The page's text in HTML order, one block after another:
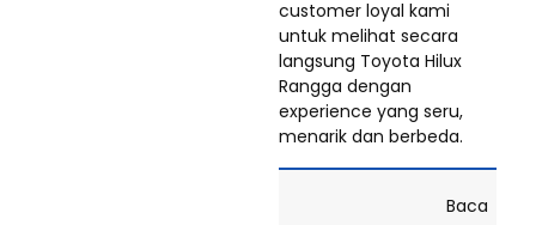
customer loyal kami
untuk melihat secara
langsung Toyota Hilux
Rangga dengan
experience yang seru,
menarik dan berbeda.
Baca